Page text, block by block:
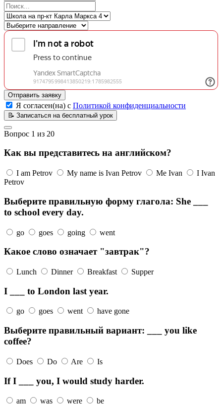
Отправить заявку
Я согласен(на) с Политикой конфиденциальности
📝 Записаться на бесплатный урок
Вопрос 1 из 20
Как вы представитесь на английском?
I am Petrov My name is Ivan Petrov Me Ivan
I Ivan
Petrov
Выберите правильную форму глагола: She ___
to school every day.
go goes going went
Какое слово означает "завтрак"?
Lunch Dinner Breakfast Supper
I ___ to London last year.
go goes went have gone
Выберите правильный вариант: ___ you like
coffee?
Does Do Are Is
If I ___ you, I would study harder.
am was were be